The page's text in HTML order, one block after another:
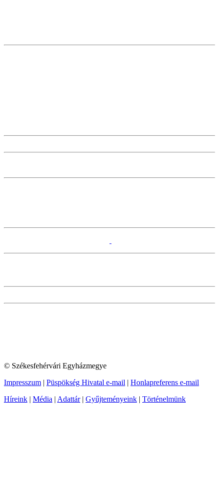
© Székesfehérvári Egyházmegye
Impresszum | Püspökség Hivatal e-mail | Honlapreferens e-mail
Híreink | Média | Adattár| Gyűjteményeink | Történelmünk